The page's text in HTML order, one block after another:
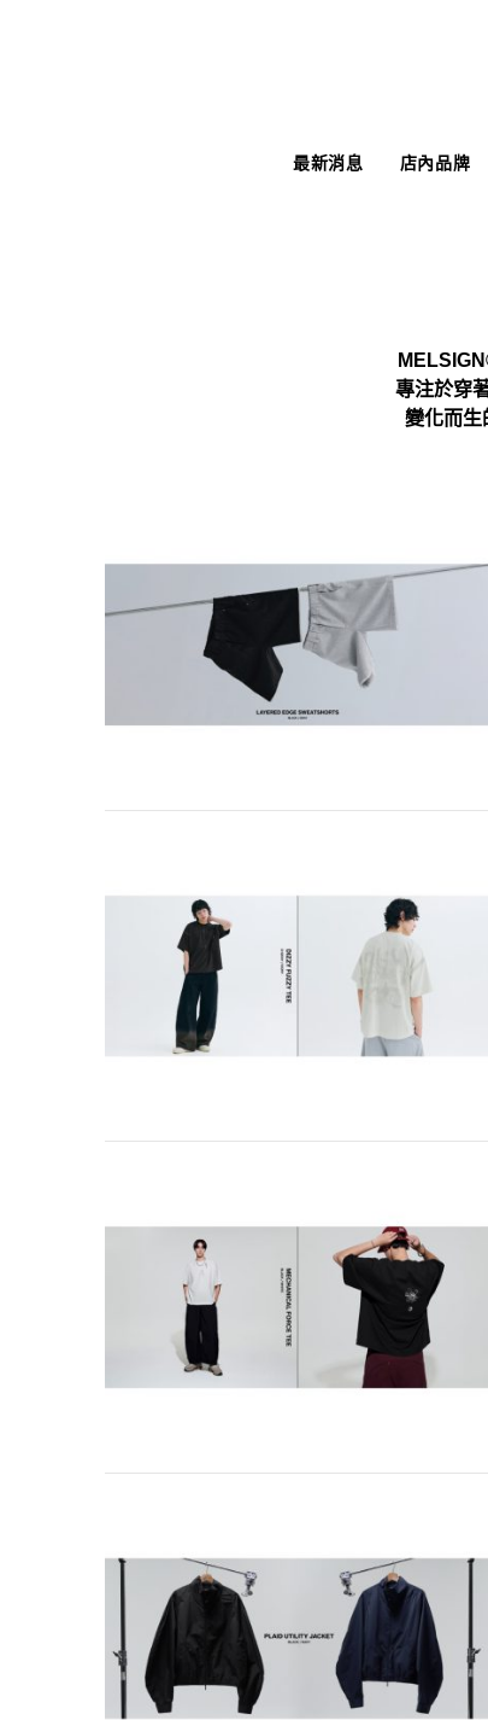
最新消息 店內品牌
專注於穿
變化而生